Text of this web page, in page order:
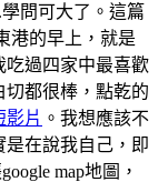
問可大了。這篇
港的早上，就是
吃過四家中最喜歡
切都很棒，點乾的
影片 。我想應該不
是在說我自己，即
map地圖，